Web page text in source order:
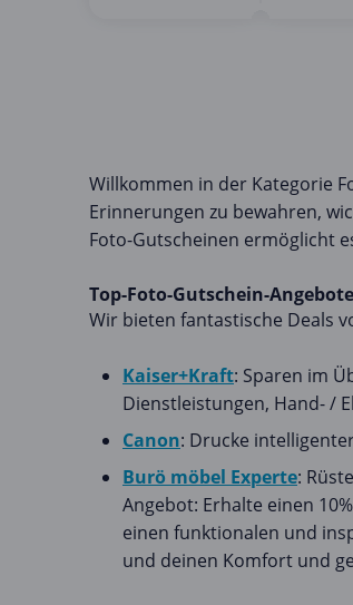
Willkommen in der Kategorie
Erinnerungen zu bewahren,
Foto-Gutscheinen ermöglicht
Top-Foto-Gutschein-Angebote
Wir bieten fantastische Deals
Kaiser+Kraft: Sparen im
Dienstleistungen, Hand- /
Canon: Drucke
Burö möbel Experte:
Angebot: Erhalte einen
einen funktionalen und
und deinen Komfort und